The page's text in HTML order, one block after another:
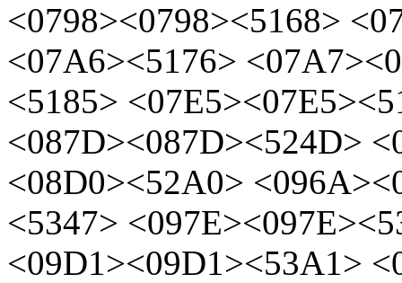
<0798><0798><5168>
<07A6><5176>
<5185>
<087D><087D><524D>
<08D0><52A0>
<5347>
<09D1><09D1><53A1>